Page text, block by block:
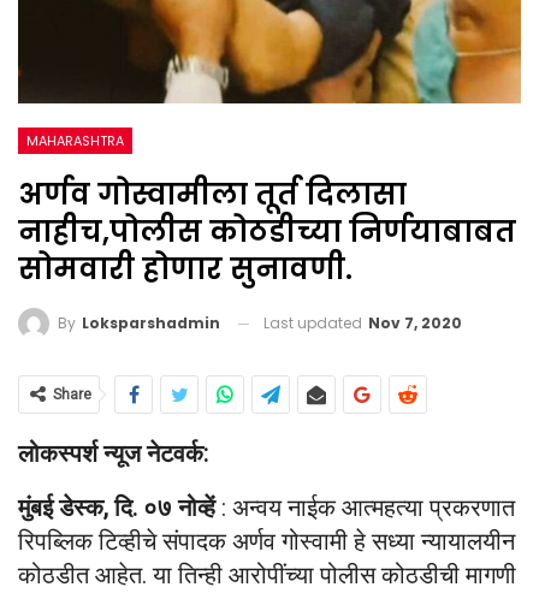
MAHARASHTRA
अर्णव गोस्वामीला तूर्त दिलासा
नाहीच,पोलीस कोठडीच्या निर्णयाबाबत
सोमवारी होणार सुनावणी.
By Loksparshadmin Last updated Nov 7, 2020
Share
लोकस्पर्श न्यूज नेटवर्क:
मुंबई डेस्क, दि. ०७ नोव्हें : अन्वय नाईक आत्महत्या प्रकरणात
रिपब्लिक टिव्हीचे संपादक अर्णव गोस्वामी हे सध्या न्यायालयीन
कोठडीत आहेत. या तिन्ही आरोपींच्या पोलीस कोठडीची मागणी